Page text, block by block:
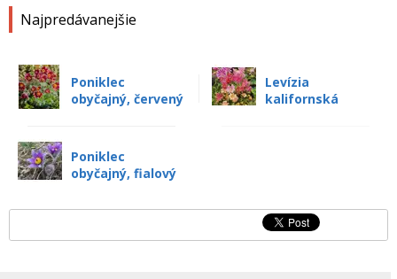
Najpredávanejšie
Poniklec
obyčajný, červený
Levízia
kalifornská
Poniklec
obyčajný, fialový